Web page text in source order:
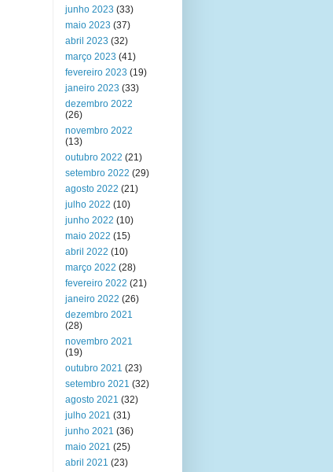
junho 2023 (33)
maio 2023 (37)
abril 2023 (32)
março 2023 (41)
fevereiro 2023 (19)
janeiro 2023 (33)
dezembro 2022
(26)
novembro 2022
(13)
outubro 2022 (21)
setembro 2022 (29)
agosto 2022 (21)
julho 2022 (10)
junho 2022 (10)
maio 2022 (15)
abril 2022 (10)
março 2022 (28)
fevereiro 2022 (21)
janeiro 2022 (26)
dezembro 2021
(28)
novembro 2021
(19)
outubro 2021 (23)
setembro 2021 (32)
agosto 2021 (32)
julho 2021 (31)
junho 2021 (36)
maio 2021 (25)
abril 2021 (23)